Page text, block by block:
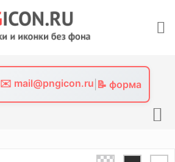
✉️ mail@pngicon.ru 📝 форма